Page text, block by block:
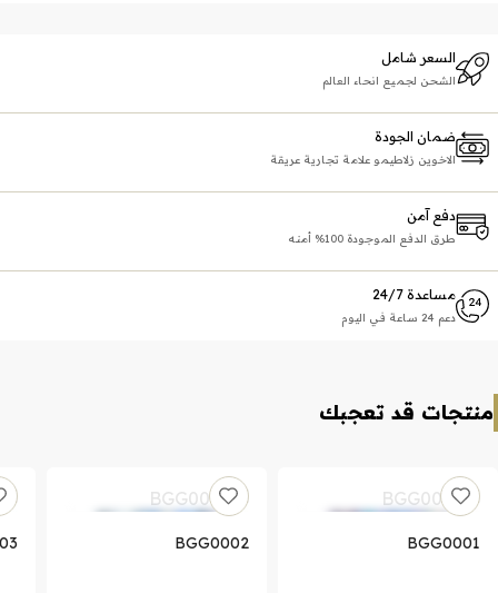
السعر شامل
الشحن لجميع انحاء العالم
ضمان الجودة
الاخوين زلاطيمو علامة تجارية عريقة
دفع آمن
طرق الدفع الموجودة 100% أمنه
مساعدة 24/7
دعم 24 ساعة في اليوم
منتجات قد تعجبك
BGG0001
BGG0002